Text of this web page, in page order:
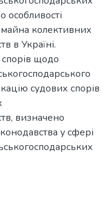
особливості
колективних
в Україні.
щодо
судових спорів
визначено
у сфері